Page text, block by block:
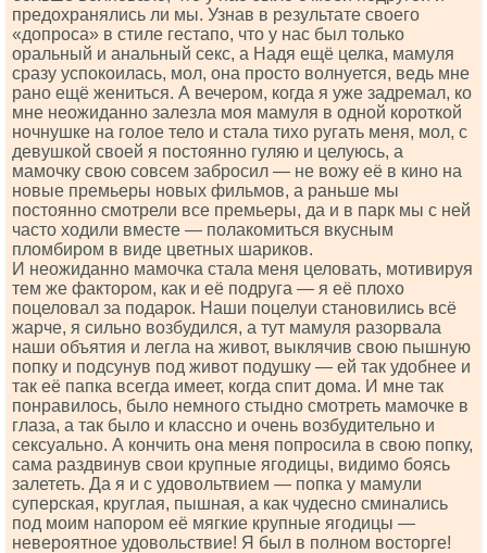
предохранялись ли мы. Узнав в результате своего
«допроса» в стиле гестапо, что у нас был только
оральный и анальный секс, а Надя ещё целка, мамуля
сразу успокоилась, мол, она просто волнуется, ведь мне
рано ещё жениться. А вечером, когда я уже задремал, ко
мне неожиданно залезла моя мамуля в одной короткой
ночнушке на голое тело и стала тихо ругать меня, мол, с
девушкой своей я постоянно гуляю и целуюсь, а
мамочку свою совсем забросил — не вожу её в кино на
новые премьеры новых фильмов, а раньше мы
постоянно смотрели все премьеры, да и в парк мы с ней
часто ходили вместе — полакомиться вкусным
пломбиром в виде цветных шариков.
И неожиданно мамочка стала меня целовать, мотивируя
тем же фактором, как и её подруга — я её плохо
поцеловал за подарок. Наши поцелуи становились всё
жарче, я сильно возбудился, а тут мамуля разорвала
наши объятия и легла на живот, выклячив свою пышную
попку и подсунув под живот подушку — ей так удобнее и
так её папка всегда имеет, когда спит дома. И мне так
понравилось, было немного стыдно смотреть мамочке в
глаза, а так было и классно и очень возбудительно и
сексуально. А кончить она меня попросила в свою попку,
сама раздвинув свои крупные ягодицы, видимо боясь
залететь. Да я и с удовольтвием — попка у мамули
суперская, круглая, пышная, а как чудесно сминались
под моим напором её мягкие крупные ягодицы —
невероятное удовольствие! Я был в полном восторге!